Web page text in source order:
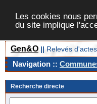
Les cookies nous
du site implique
Gen&O || Relevés
Navigation ::
Recherche directe